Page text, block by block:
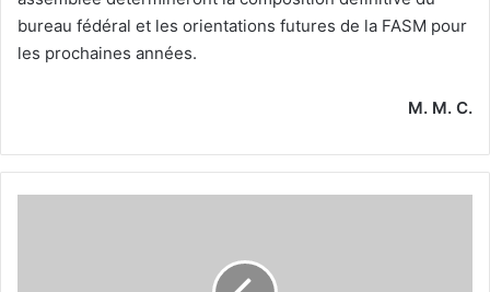
bureau fédéral et les orientations futures de la FASM pour
les prochaines années.
M. M. C.